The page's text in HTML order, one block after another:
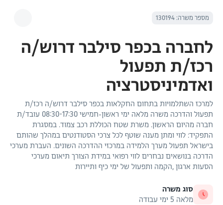
מספר משרה: 130194
לחברה בכפר סילבר דרוש/ה
רכז/ת תפעול
ואדמיניסטרציה
למרכז השתלמויות בתחום החקלאות בכפר סילבר דרוש/ה רכז/ת
תפעול והדרכה משרה מלאה ימי ראשון-חמישי 08:30-17:30 עובד/ת
חברה מהיום הראשון. משרת שטח הכוללת רכב צמוד. במסגרת
התפקיד: לווי ומתן מענה שוטף לכל צרכי הסטודנטים במהלך שהותם
בישראל תפעול מערך הלמידה במרכזי ההדרכה השונים. העברת מערכי
הדרכה בנושאים נבחרים לווי רפואי במידת הצורך תיאום מערכי
הסעות ארגון ,הקמה ותפעול של ימי כיף ותיירות
סוג משרה
מלאה 5 ימי עבודה